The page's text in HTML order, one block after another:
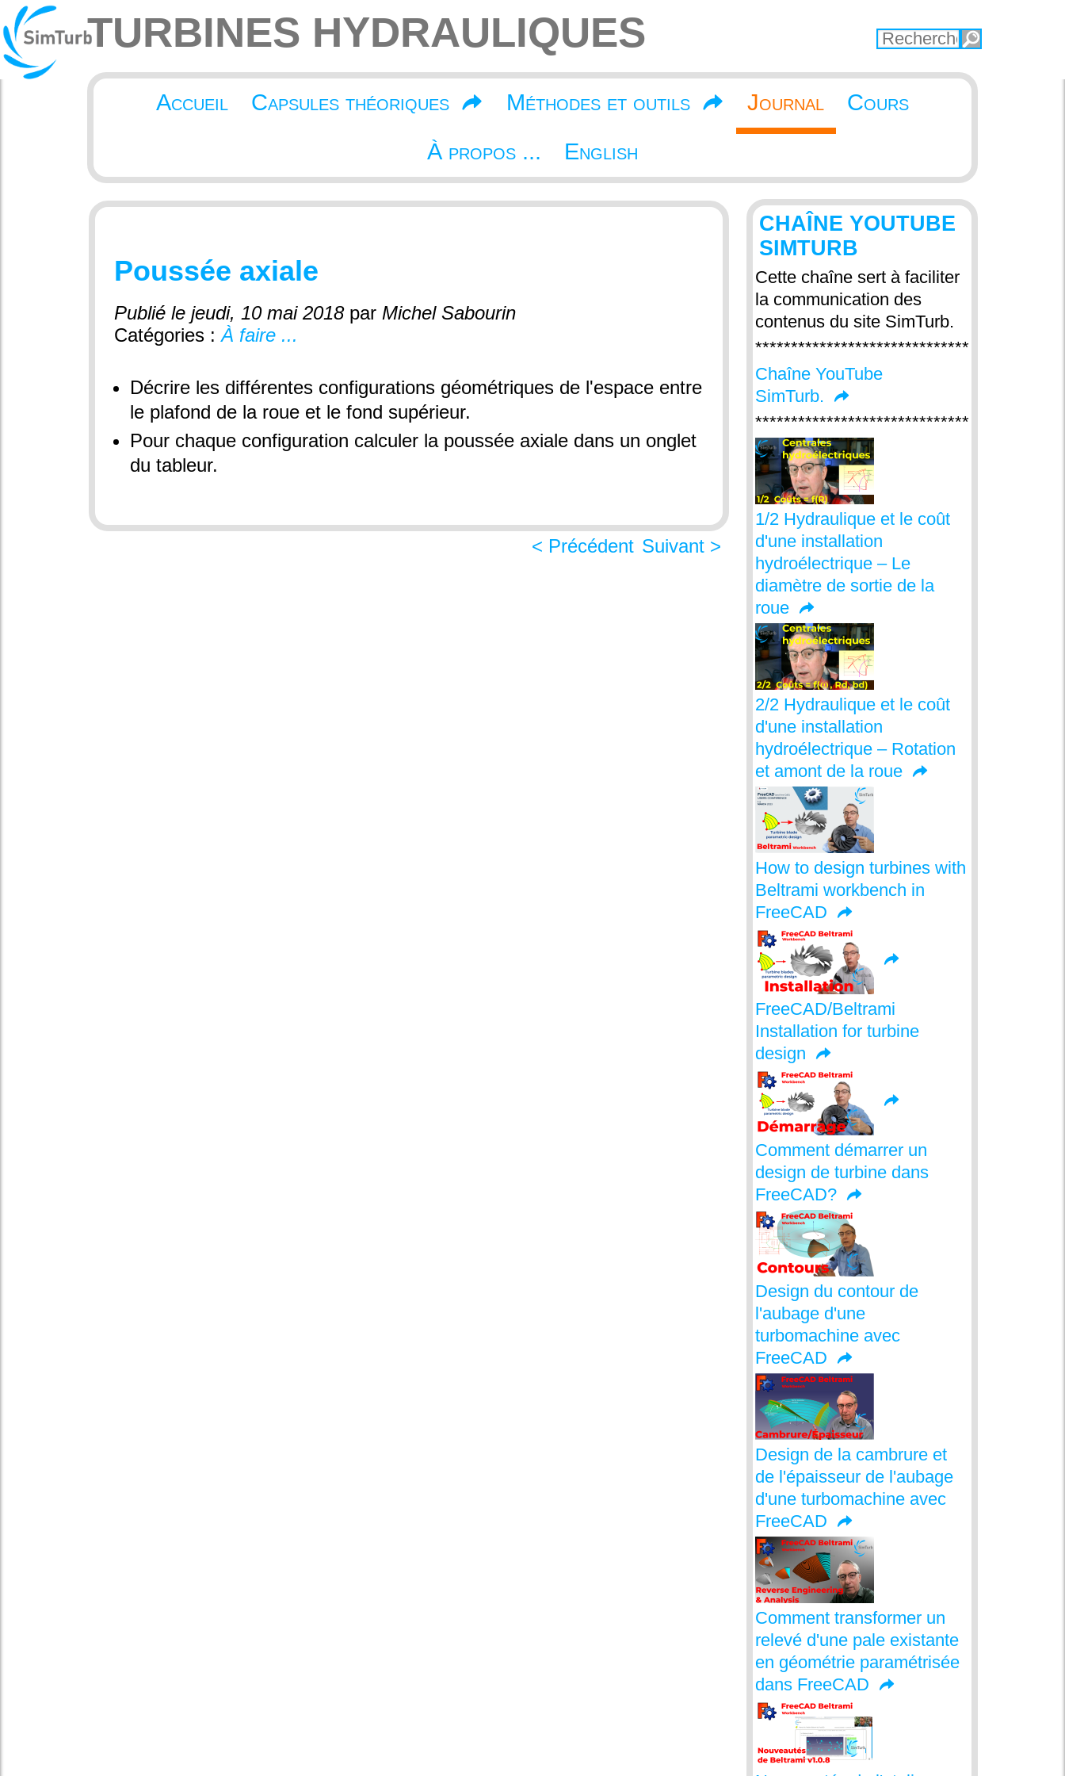
TURBINES HYDRAULIQUES
Accueil Capsules théoriques Méthodes et outils Journal
Cours
À propos ...
English
Poussée axiale
Publié le jeudi, 10 mai 2018par Michel Sabourin
Catégories :À faire ...
Décrire les différentes configurations géométriques de l'espace entre
le plafond de la roue et le fond supérieur.
Pour chaque configuration calculer la poussée axiale dans un onglet
du tableur.
< Précédent Suivant >
CHAÎNE YOUTUBE
SIMTURB
Cette chaîne sert à faciliter
la communication des
contenus du site SimTurb.
******************************
Chaîne YouTube
SimTurb.
******************************
1/2 Hydraulique et le coût
d'une installation
hydroélectrique – Le
diamètre de sortie de la
roue
2/2 Hydraulique et le coût
d'une installation
hydroélectrique – Rotation
et amont de la roue
How to design turbines with
Beltrami workbench in
FreeCAD
FreeCAD/Beltrami
Installation for turbine
design
Comment démarrer un
design de turbine dans
FreeCAD?
Design du contour de
l'aubage d'une
turbomachine avec
FreeCAD
Design de la cambrure et
de l'épaisseur de l'aubage
d'une turbomachine avec
FreeCAD
Comment transformer un
relevé d'une pale existante
en géométrie paramétrisée
dans FreeCAD